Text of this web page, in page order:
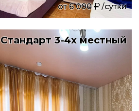
от 6 000 /сутки
Стандарт 3-4х местный